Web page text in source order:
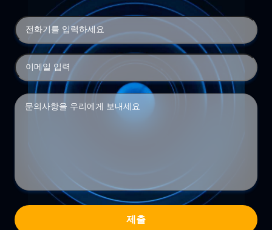
제출